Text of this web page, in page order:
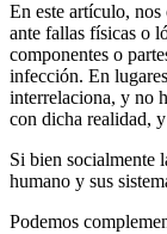
En este artículo, nos
ante fallas físicas o
componentes o
infección. En
interrelaciona, y no
con dicha realidad,
Si bien socialmente
humano y sus
Podemos